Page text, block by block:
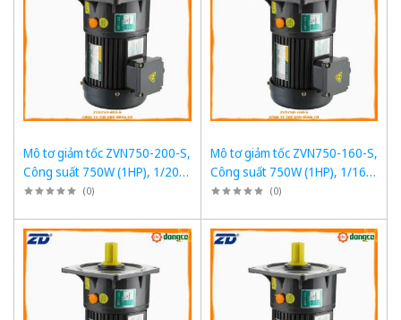
Mô tơ giảm tốc ZVN750-200-S,
Công suất 750W (1HP), 1/200,
Chân đế
(0)
Mô tơ giảm tốc ZVN750-160-S,
Công suất 750W (1HP), 1/160,
Chân đế
(0)